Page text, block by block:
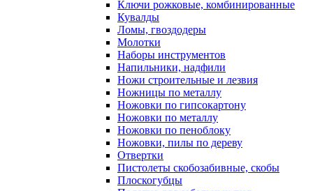
Ключи рожковые, комбинированные
Кувалды
Ломы, гвоздодеры
Молотки
Наборы инструментов
Напильники, надфили
Ножи строительные и лезвия
Ножницы по металлу
Ножовки по гипсокартону
Ножовки по металлу
Ножовки по пеноблоку
Ножовки, пилы по дереву
Отвертки
Пистолеты скобозабивные, скобы
Плоскогубцы